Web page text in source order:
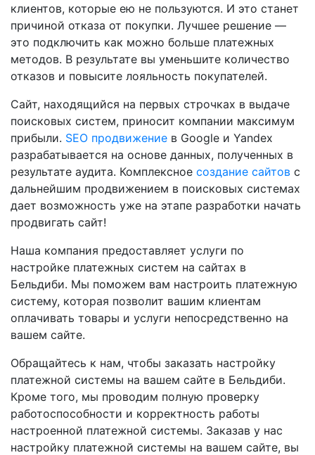
клиентов, которые ею не пользуются. И это станет
причиной отказа от покупки. Лучшее решение —
это подключить как можно больше платежных
методов. В результате вы уменьшите количество
отказов и повысите лояльность покупателей.
Сайт, находящийся на первых строчках в выдаче
поисковых систем, приносит компании максимум
прибыли. SEO продвижение в Google и Yandex
разрабатывается на основе данных, полученных в
результате аудита. Комплексное создание сайтов с
дальнейшим продвижением в поисковых системах
дает возможность уже на этапе разработки начать
продвигать сайт!
Наша компания предоставляет услуги по
настройке платежных систем на сайтах в
Бельдиби. Мы поможем вам настроить платежную
систему, которая позволит вашим клиентам
оплачивать товары и услуги непосредственно на
вашем сайте.
Обращайтесь к нам, чтобы заказать настройку
платежной системы на вашем сайте в Бельдиби.
Кроме того, мы проводим полную проверку
работоспособности и корректность работы
настроенной платежной системы. Заказав у нас
настройку платежной системы на вашем сайте, вы